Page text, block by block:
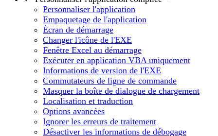
Personnaliser l'application
Empaquetage de l'application
Écran de démarrage
Changer l'icône de l'EXE
Fenêtre Excel au démarrage
Exécuter en application VBA uniquement
Informations de version de l'EXE
Commutateurs de ligne de commande
Masquer la boîte de dialogue de chargement
Localisation et traduction
Options avancées
Ignorer les erreurs de traitement
Désactiver les informations de débogage